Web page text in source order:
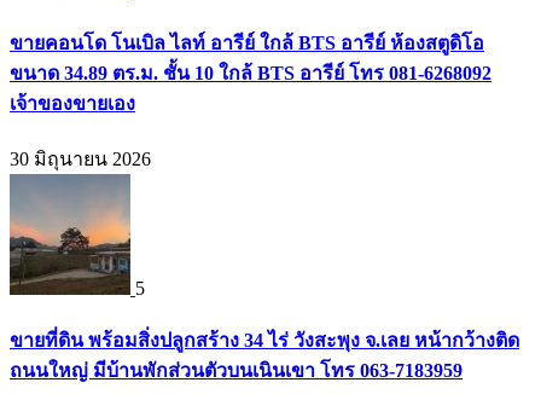
ขายคอนโด โนเบิล ไลท์ อารีย์ ใกล้ BTS อารีย์ ห้องสตูดิโอ
ขนาด 34.89 ตร.ม. ชั้น 10 ใกล้ BTS อารีย์ โทร 081-6268092
เจ้าของขายเอง
30 มิถุนายน 2026
5
ขายที่ดิน พร้อมสิ่งปลูกสร้าง 34 ไร่ วังสะพุง จ.เลย หน้ากว้างติด
ถนนใหญ่ มีบ้านพักส่วนตัวบนเนินเขา โทร 063-7183959